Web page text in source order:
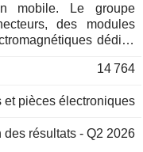
mobile. Le groupe
des modules
dédiés
et aux véhicules
51% du
14 764
et pièces électroniques
des résultats - Q2 2026